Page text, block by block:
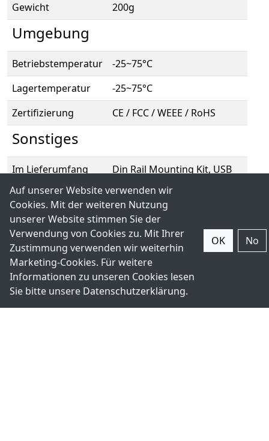
Gewicht
200g
Umgebung
Betriebstemperatur
-25~75°C
Lagertemperatur
-25~75°C
Zertifizierung
CE / FCC / WEEE / RoHS
Sonstiges
Im Lieferumfang
enthalten
Din Rail Mounting Kit, USB
cable, driver CD
Bilder
Auf unserer Website verwenden wir
Cookies. Mit der weiteren Nutzung
unserer Website stimmen Sie der
Verwendung von Cookies zu. Mit Ihrer
Zustimmung verwenden wir weiterhin
Marketing-Cookies. Für weitere
Informationen zu unseren Cookies lesen
Sie bitte unsere Datenschutzerklärung.
OK No